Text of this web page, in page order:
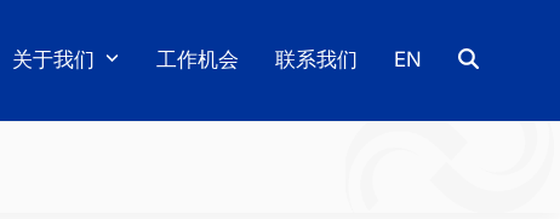
关于我们 工作机会 联系我们 EN